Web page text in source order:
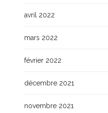
avril 2022
mars 2022
février 2022
décembre 2021
novembre 2021